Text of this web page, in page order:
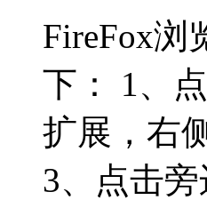
FireFox浏
下： 1、
扩展，右
3、点击